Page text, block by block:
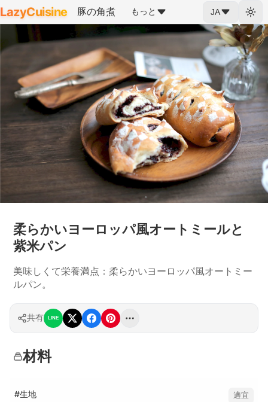
LazyCuisine 豚の角煮 もっと JA
柔らかいヨーロッパ風オートミールと
紫米パン
美味しくて栄養満点：柔らかいヨーロッパ風オートミー
ルパン。
共有 LINE
材料
#生地 適宜